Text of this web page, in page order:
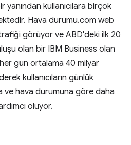
kullanıcılara birçok
Hava durumu.com web
görüyor ve ABD'deki ilk 20
olan bir IBM Business olan
gün ortalama 40 milyar
kullanıcıların günlük
ve hava durumuna göre daha
oluyor.